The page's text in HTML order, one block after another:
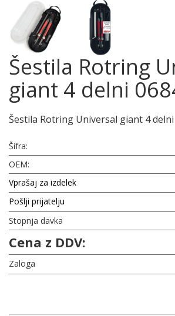
Šestila Rotring
giant 4 delni
Šestila Rotring Universal giant 4 delni
Šifra:
OEM:
Vprašaj za izdelek
Pošlji prijatelju
Stopnja davka
Cena z DDV:
Zaloga